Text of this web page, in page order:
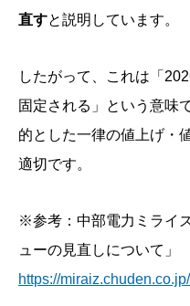
直すと説明しています。
したがって、これは「
固定される」という意味
的とした一律の値上げ・
適切です。
※参考：中部電力ミライ
ューの見直しについて」
https://